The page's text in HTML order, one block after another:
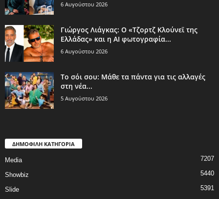
6 Αυγούστου 2026
Γιώργος Λιάγκας: Ο «Τζορτζ Κλούνεϊ της
Ελλάδας» και η AI φωτογραφία...
6 Αυγούστου 2026
Το σόι σου: Μάθε τα πάντα για τις αλλαγές
στη νέα...
5 Αυγούστου 2026
ΔΗΜΟΦΙΛΗ ΚΑΤΗΓΟΡΙΑ
Media 7207
Showbiz 5440
Slide 5391